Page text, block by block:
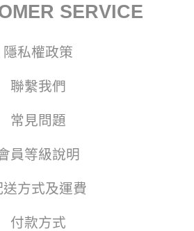
SERVICE
隱私權政策
聯繫我們
常見問題
員等級說明
送方式及運費
付款方式